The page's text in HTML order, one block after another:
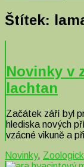
Štítek:
Novinky v
lachtan
Začátek září byl
hlediska nových
vzácné vikuně a
Novinky,